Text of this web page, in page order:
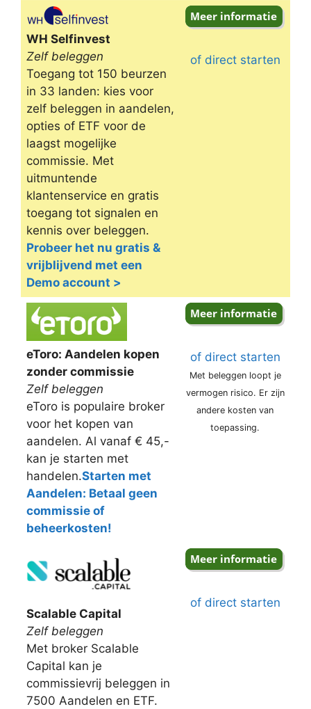
Omschrijving
WH Selfinvest
Zelf beleggen
Toegang tot 150 beurzen
in 33 landen: kies voor
zelf beleggen in aandelen,
opties of ETF voor de
laagst mogelijke
commissie. Met
uitmuntende
klantenservice en gratis
toegang tot signalen en
kennis over beleggen.
Probeer het nu gratis &
vrijblijvend met een
Demo account >
of direct starten
eToro: Aandelen kopen
zonder commissie
Zelf beleggen
eToro is populaire broker
voor het kopen van
aandelen. Al vanaf € 45,-
kan je starten met
handelen.Starten met
Aandelen: Betaal geen
commissie of
beheerkosten!
of direct starten
Met beleggen loopt je
vermogen risico. Er zijn
andere kosten van
toepassing.
Scalable Capital
Zelf beleggen
Met broker Scalable
Capital kan je
commissievrij beleggen in
7500 Aandelen en ETF.
of direct starten